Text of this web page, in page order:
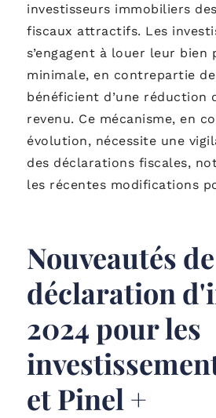
investisseurs immobiliers
fiscaux attractifs. Les
s’engagent à louer leur bien
minimale, en contrepartie
bénéficient d’une réduction
revenu. Ce mécanisme, en
évolution, nécessite une
des déclarations fiscales,
les récentes modifications
Nouveautés
déclaration
2024 pour les
et Pinel +